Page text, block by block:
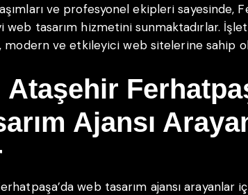
ve profesyonel ekipleri sayesinde,
web tasarım hizmetini sunmaktadırlar.
modern ve etkileyici web sitelerine sahip
Ajansı
web tasarım ajansı arayanlar